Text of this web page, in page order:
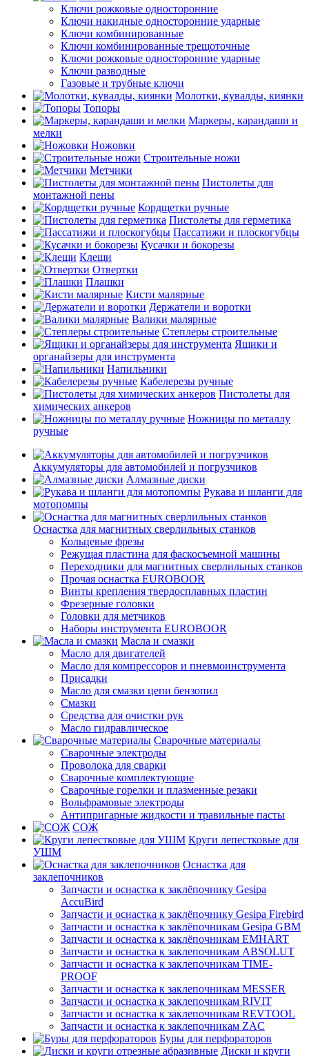
Ключи рожковые односторонние
Ключи накидные односторонние ударные
Ключи комбинированные
Ключи комбинированные трещоточные
Ключи рожковые односторонние ударные
Ключи разводные
Газовые и трубные ключи
Молотки, кувалды, киянки
Топоры
Маркеры, карандаши и
мелки
Ножовки
Строительные ножи
Метчики
Пистолеты для
монтажной пены
Кордщетки ручные
Пистолеты для герметика
Пассатижи и плоскогубцы
Кусачки и бокорезы
Клещи
Отвертки
Плашки
Кисти малярные
Держатели и воротки
Валики малярные
Степлеры строительные
Ящики и
органайзеры для инструмента
Напильники
Кабелерезы ручные
Пистолеты для
химических анкеров
Ножницы по металлу
ручные
Аккумуляторы для автомобилей и погрузчиков
Алмазные диски
Рукава и шланги для
мотопомпы
Оснастка для магнитных сверлильных станков
Кольцевые фрезы
Режущая пластина для фаскосъемной машины
Переходники для магнитных сверлильных станков
Прочая оснастка EUROBOOR
Винты крепления твердосплавных пластин
Фрезерные головки
Головки для метчиков
Наборы инструмента EUROBOOR
Масла и смазки
Масло для двигателей
Масло для компрессоров и пневмоинструмента
Присадки
Масло для смазки цепи бензопил
Смазки
Средства для очистки рук
Масло гидравлическое
Сварочные материалы
Сварочные электроды
Проволока для сварки
Сварочные комплектующие
Сварочные горелки и плазменные резаки
Вольфрамовые электроды
Антипригарные жидкости и травильные пасты
СОЖ
Круги лепестковые для
УШМ
Оснастка для
заклепочников
Запчасти и оснастка к заклёпочнику Gesipa
AccuBird
Запчасти и оснастка к заклёпочнику Gesipa Firebird
Запчасти и оснастка к заклёпочникам Gesipa GBM
Запчасти и оснастка к заклёпочникам EMHART
Запчасти и оснастка к заклепочникам ABSOLUT
Запчасти и оснастка к заклепочникам TIME-
PROOF
Запчасти и оснастка к заклепочникам MESSER
Запчасти и оснастка к заклепочникам RIVIT
Запчасти и оснастка к заклепочникам REVTOOL
Запчасти и оснастка к заклепочникам ZAC
Буры для перфораторов
Диски и круги